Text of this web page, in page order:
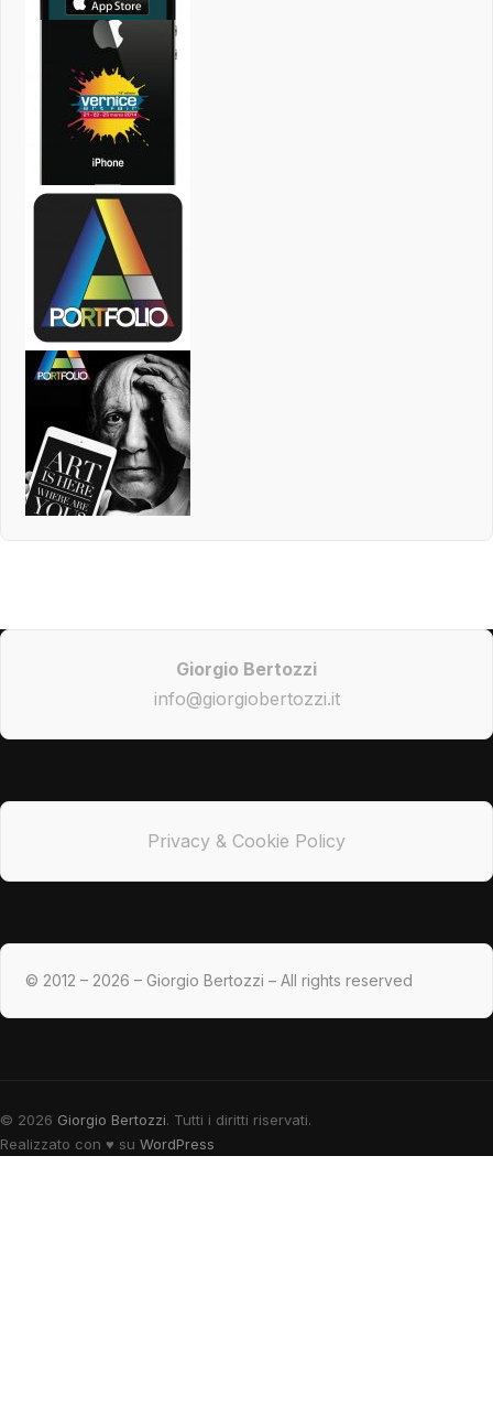
Giorgio Bertozzi
info@giorgiobertozzi.it
Privacy & Cookie Policy
© 2012 – 2026 – Giorgio Bertozzi – All rights reserved
© 2026 Giorgio Bertozzi. Tutti i diritti riservati.
Realizzato con ♥ su WordPress